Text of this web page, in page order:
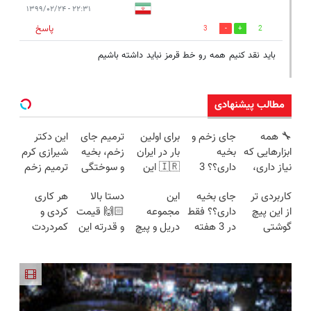
۲۲:۳۱ - ۱۳۹۹/۰۲/۲۴
2
3
پاسخ
باید نقد کنیم همه رو خط قرمز نباید داشته باشیم
مطالب پیشنهادی
🔧 همه
ابزارهایی که
نیاز داری،
جمع شده!
تخفیف به
مدت
جای زخم و
بخیه
داری؟؟ 3
محوش کن!
برای اولین
بار در ایران
🇮🇷 این
ترمیم کننده
23 روزه
ساخت!
ترمیم جای
زخم، بخیه
و سوختگی
هفته!!😍
این دکتر
شیرازی کرم
ترمیم زخم
ساخت!!!
کاربردی تر
از این پیچ
گوشتی
کاربردی با
ضمانت
بازگشت
جای بخیه
داری؟؟ فقط
در 3 هفته
این
مجموعه
دریل و پیچ
نصف قیمت
بخر!😉
دستا بالا
🙌🏻 قیمت
و قدرته این
هر کاری
کردی و
کمردردت
پرسشنامه و
دریافت راه
حل